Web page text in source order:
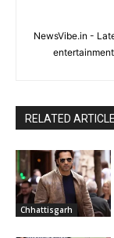
NewsVibe.in -
RELATED
Chhattisgarh